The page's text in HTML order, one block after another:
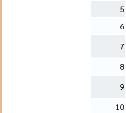
5
6
7
8
9
10